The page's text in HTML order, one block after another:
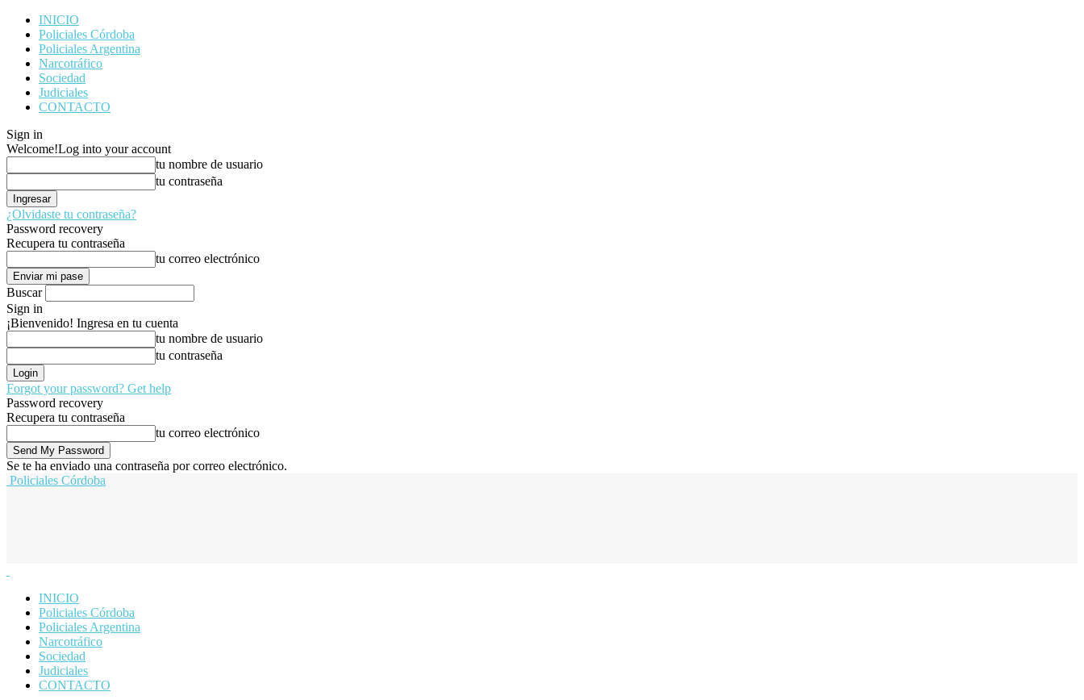
INICIO
Policiales Córdoba
Policiales Argentina
Narcotráfico
Sociedad
Judiciales
CONTACTO
Sign in
Welcome!Log into your account
tu nombre de usuario
tu contraseña
¿Olvidaste tu contraseña?
Password recovery
Recupera tu contraseña
tu correo electrónico
Buscar
Sign in
¡Bienvenido! Ingresa en tu cuenta
tu nombre de usuario
tu contraseña
Forgot your password? Get help
Password recovery
Recupera tu contraseña
tu correo electrónico
Se te ha enviado una contraseña por correo electrónico.
Policiales Córdoba
INICIO
Policiales Córdoba
Policiales Argentina
Narcotráfico
Sociedad
Judiciales
CONTACTO